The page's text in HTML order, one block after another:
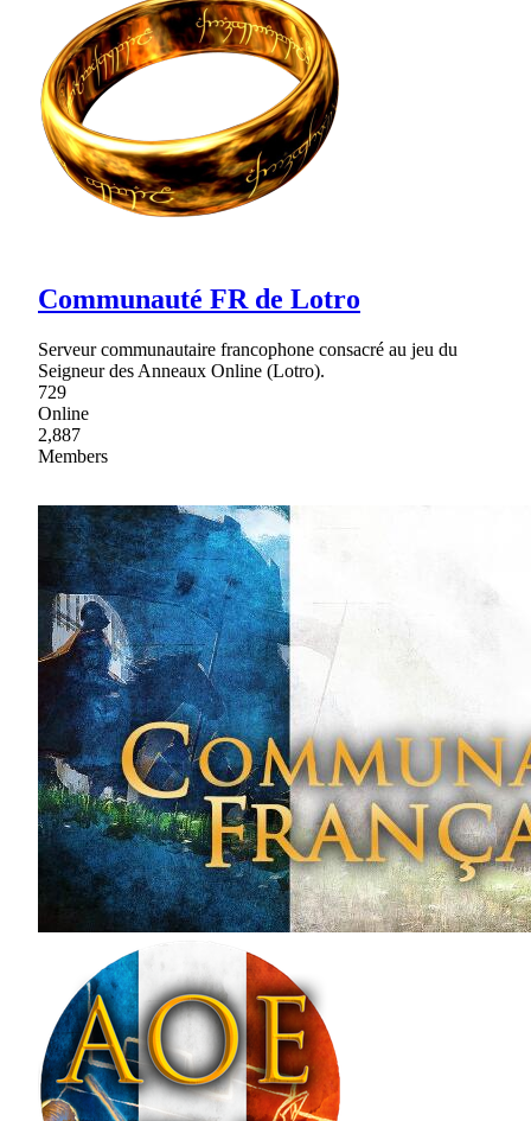
Communauté FR de Lotro
Serveur communautaire francophone consacré au jeu du
Seigneur des Anneaux Online (Lotro).
729
Online
2,887
Members